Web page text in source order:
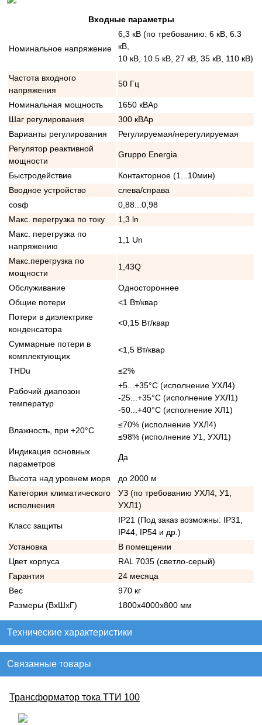
Входные параметры
Номинальное напряжение
6,3 кВ (по требованию: 6 кВ, 6.3
кВ,
10 кВ, 10.5 кВ, 27 кВ, 35 кВ, 110 кВ)
Частота входного
напряжения
50 Гц
Номинальная мощность
1650 кВАр
Шаг регулирования
300 кВАр
Варианты регулирования
Регулируемая/нерегулируемая
Регулятор реактивной
мощности
Gruppo Energia
Быстродействие
Контакторное (1...10мин)
Вводное устройство
слева/справа
cosф
0,88...0,98
Макс. перегрузка по току
1,3 ln
Макс. перегрузка по
напряжению
1,1 Un
Макс.перегрузка по
мощности
1,43Q
Обслуживание
Одностороннее
Общие потери
<1 Вт/квар
Потери в диэлектрике
конденсатора
<0,15 Вт/квар
Суммарные потери в
комплектующих
<1,5 Вт/квар
THDu ≤2%
Рабочий диапозон
температур
+5...+35°С (исполнение УХЛ4)
-25...+35°С (исполнение УХЛ1)
-50...+40°С (исполнение ХЛ1)
Влажность, при +20°С
≤70% (исполнение УХЛ4)
≤98% (исполнение У1, УХЛ1)
Индикация основных
параметров
Да
Высота над уровнем моря
до 2000 м
Категория климатического
исполнения
УЗ (по требованию УХЛ4, У1,
УХЛ1)
Класс защиты
IP21 (Под заказ возможны: IP31,
IP44, IP54 и др.)
Установка
В помещении
Цвет корпуса
RAL 7035 (светло-серый)
Гарантия
24 месяца
Вес
970 кг
Размеры (ВхШхГ)
1800х4000х800 мм
Технические характеристики
Связанные товары
Трансформатор тока ТТИ 100